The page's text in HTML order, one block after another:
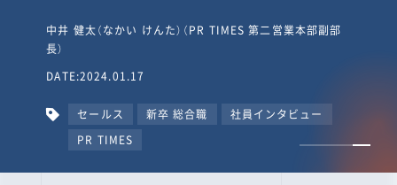
山田真輔（やまだ しんすけ）（執行役員 兼 Jooto事業部
長）
DATE:2023.09.08
カルチャー CxO キャリア入社 Jooto